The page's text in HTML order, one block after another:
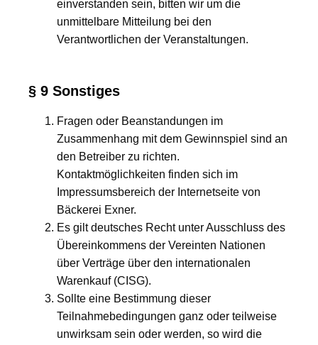
einverstanden sein, bitten wir um die
unmittelbare Mitteilung bei den
Verantwortlichen der Veranstaltungen.
§ 9 Sonstiges
Fragen oder Beanstandungen im
Zusammenhang mit dem Gewinnspiel sind an
den Betreiber zu richten.
Kontaktmöglichkeiten finden sich im
Impressumsbereich der Internetseite von
Bäckerei Exner.
Es gilt deutsches Recht unter Ausschluss des
Übereinkommens der Vereinten Nationen
über Verträge über den internationalen
Warenkauf (CISG).
Sollte eine Bestimmung dieser
Teilnahmebedingungen ganz oder teilweise
unwirksam sein oder werden, so wird die